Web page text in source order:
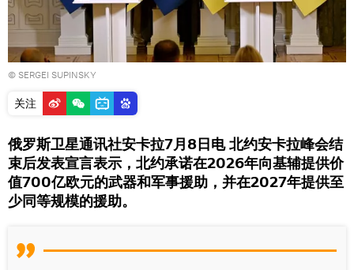
© SERGEI SUPINSKY
关注
俄罗斯卫星通讯社安卡拉7月8日电 北约安卡拉峰会结
束后发表宣言表示，北约承诺在2026年向基辅提供价
值700亿欧元的武器和军事援助，并在2027年提供至
少同等规模的援助。